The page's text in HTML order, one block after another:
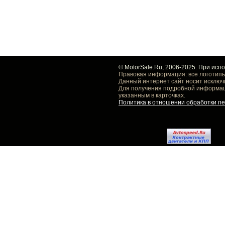
© MotorSale.Ru, 2006-2025. При
Правовая информация: все
Данный интернет сайт носит
Для получения подробной
указанным в карточках.
Политика в отношении обработки